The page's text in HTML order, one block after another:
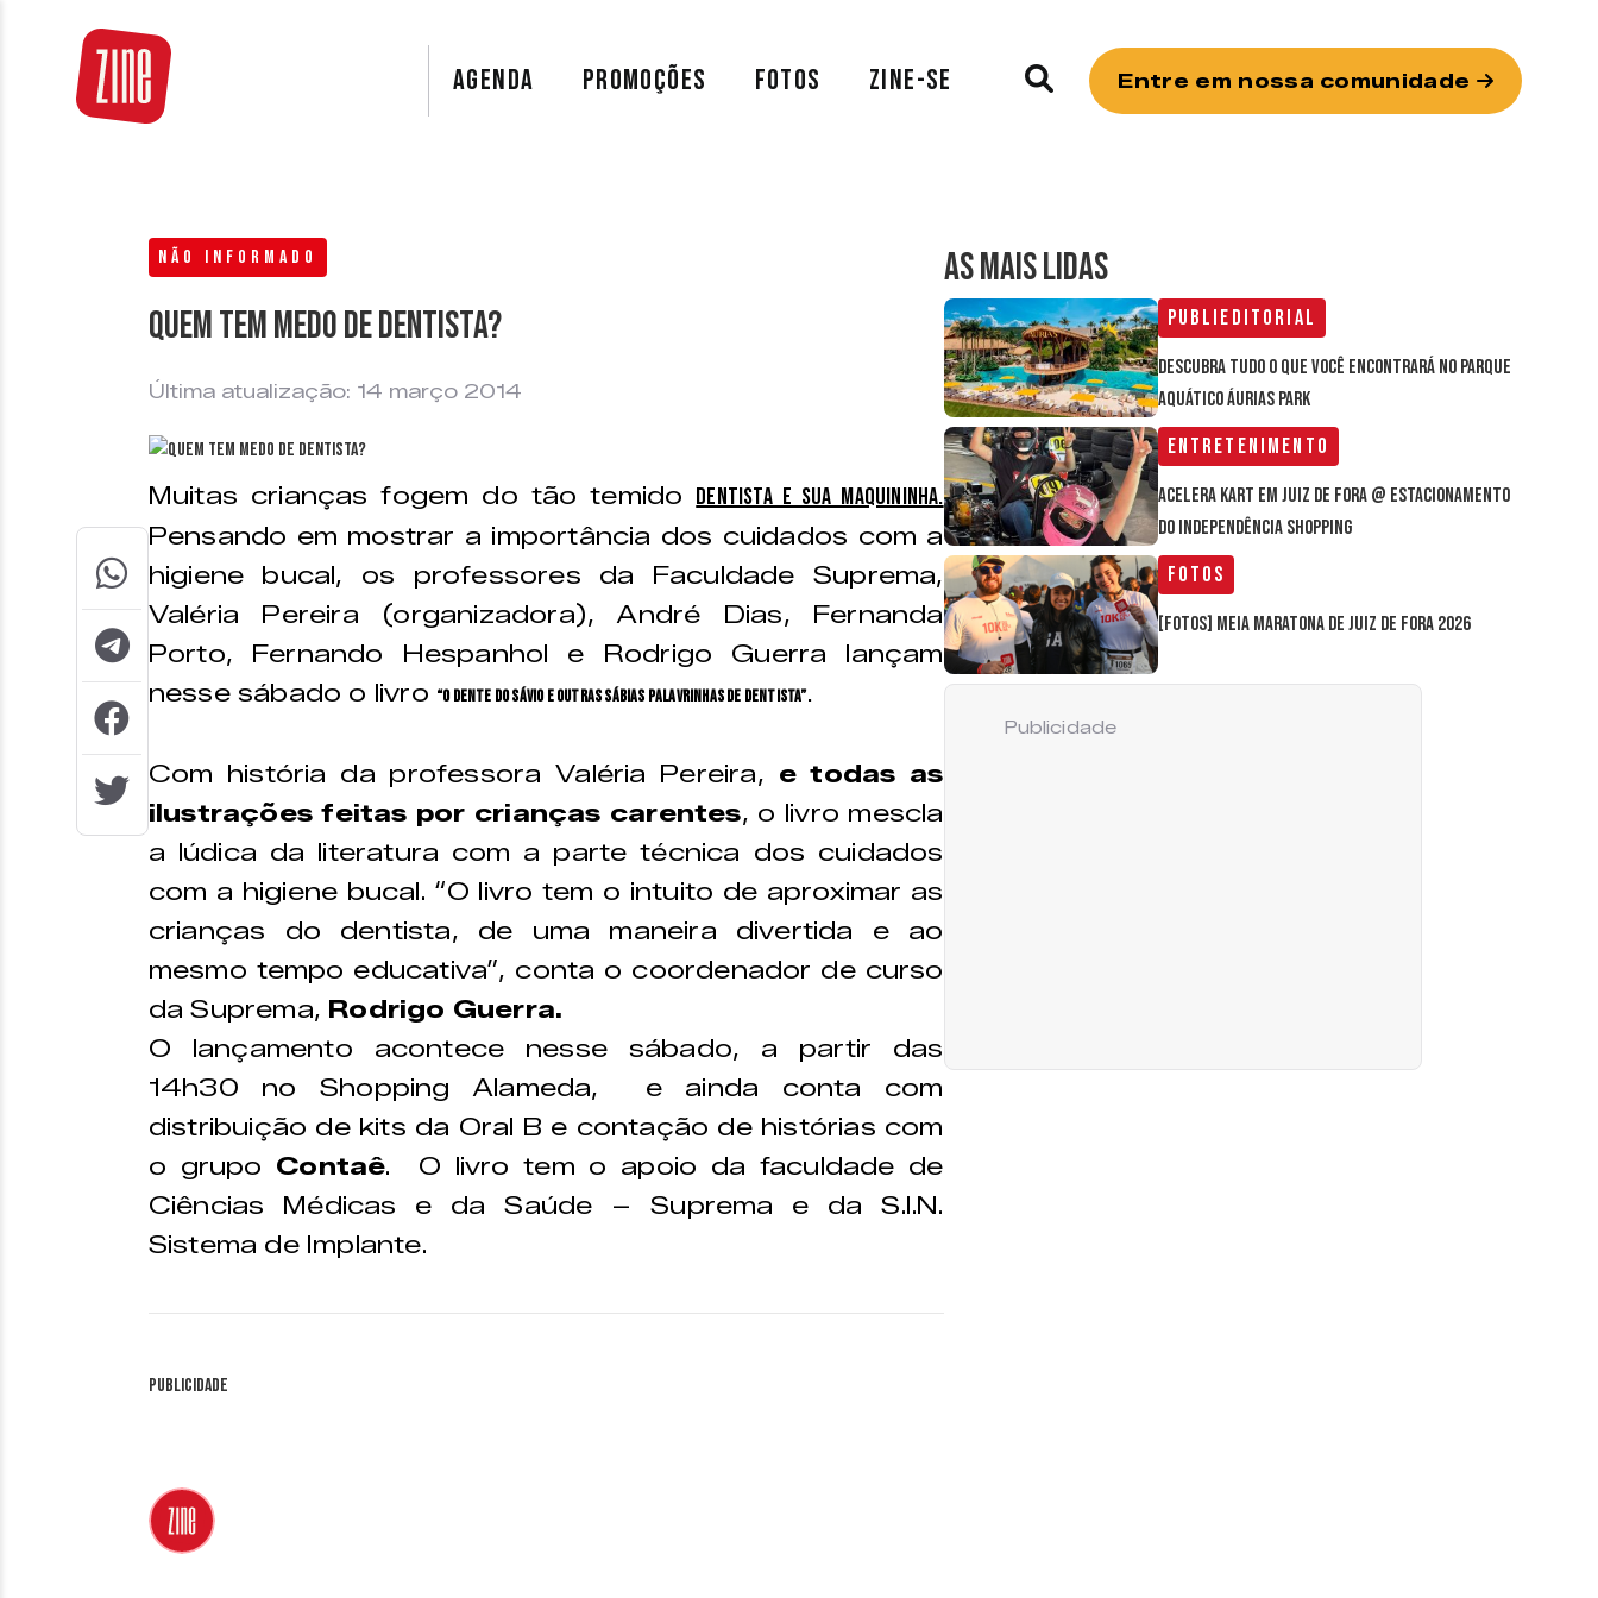
AGENDA PROMOÇÕES FOTOS ZINE-SE Entre em nossa comunidade
NÃO INFORMADO
Quem tem medo de dentista?
Última atualização: 14 março 2014
Muitas crianças fogem do tão temido dentista e sua maquininha.
Pensando em mostrar a importância dos cuidados com a
higiene bucal, os professores da Faculdade Suprema,
Valéria Pereira (organizadora), André Dias, Fernanda
Porto, Fernando Hespanhol e Rodrigo Guerra lançam
nesse sábado o livro “O dente do Sávio e outras sábias palavrinhas de dentista”.
Com história da professora Valéria Pereira, e todas as
ilustrações feitas por crianças carentes, o livro mescla
a lúdica da literatura com a parte técnica dos cuidados
com a higiene bucal. “O livro tem o intuito de aproximar as
crianças do dentista, de uma maneira divertida e ao
mesmo tempo educativa”, conta o coordenador de curso
da Suprema, Rodrigo Guerra.
O lançamento acontece nesse sábado, a partir das
14h30 no Shopping Alameda, e ainda conta com
distribuição de kits da Oral B e contação de histórias com
o grupo Contaê. O livro tem o apoio da faculdade de
Ciências Médicas e da Saúde – Suprema e da S.I.N.
Sistema de Implante.
Publicidade
AS MAIS LIDAS
Publieditorial
Descubra tudo o que você encontrará no parque
aquático Áurias Park
Entretenimento
Acelera Kart em Juiz de Fora @ estacionamento
do Independência Shopping
Fotos
[FOTOS] Meia Maratona de Juiz de Fora 2026
Publicidade